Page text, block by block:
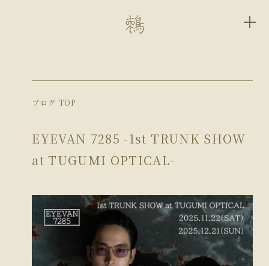
ブログ TOP
EYEVAN 7285 -1st TRUNK SHOW
at TUGUMI OPTICAL-